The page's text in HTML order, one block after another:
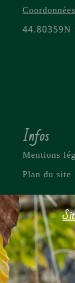
44.80359N
Infos
Mentions
Plan du site